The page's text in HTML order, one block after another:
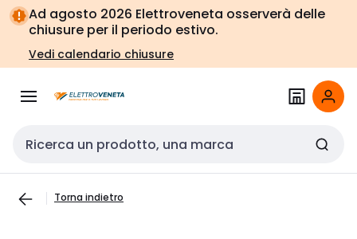
Vai alla
navigazione
Vai
alla
pagina
Ad agosto 2026 Elettroveneta osserverà delle
chiusure per il periodo estivo.
Vedi calendario chiusure
Cerca input
Torna indietro